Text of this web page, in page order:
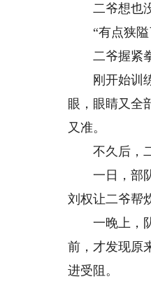
二爷想也没
“有点狭隘
二爷握紧拳
刚开始训练
眼，眼睛又全
又准。
不久后，二
一日，部队
刘权让二爷帮
一晚上，队
前，才发现原
进受阻。